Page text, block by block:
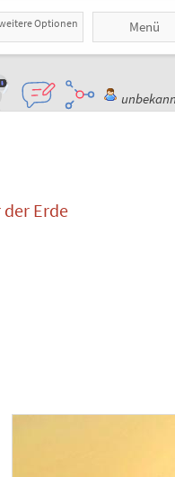
Optionen Menü
Erde